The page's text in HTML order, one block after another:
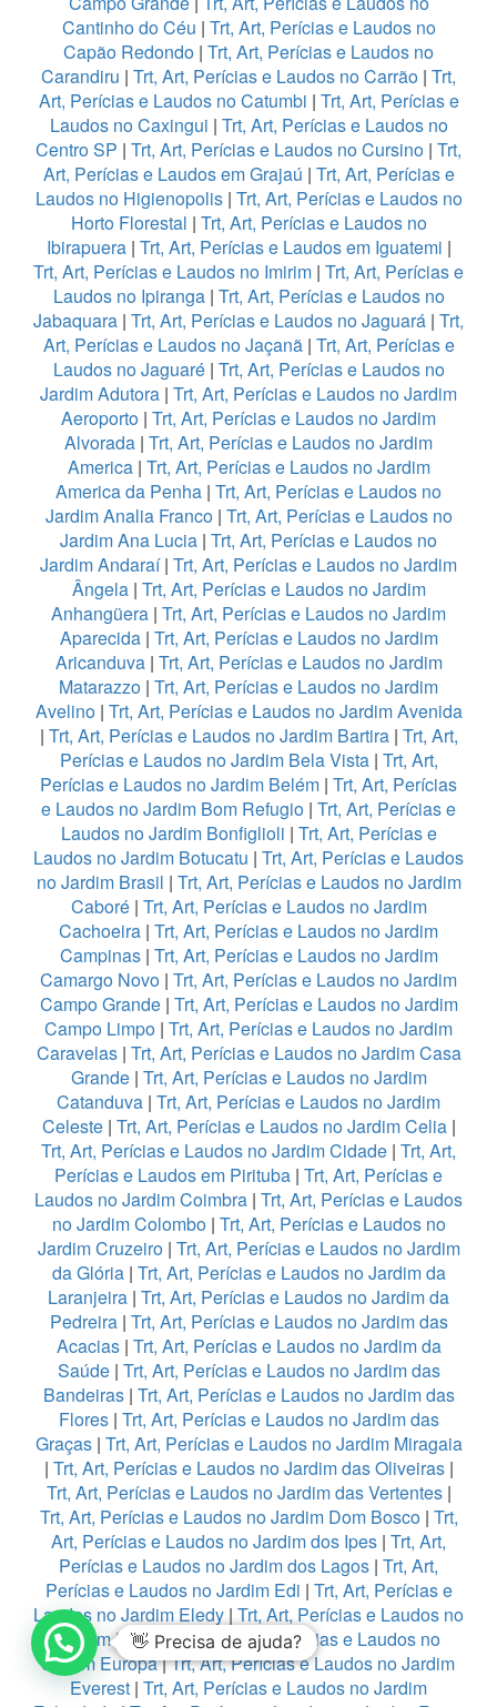
Cantinho do Céu | Trt, Art, Perícias e Laudos no
Capão Redondo | Trt, Art, Perícias e Laudos no
Carandiru | Trt, Art, Perícias e Laudos no Carrão | Trt,
Art, Perícias e Laudos no Catumbi | Trt, Art, Perícias e
Laudos no Caxingui | Trt, Art, Perícias e Laudos no
Centro SP | Trt, Art, Perícias e Laudos no Cursino | Trt,
Art, Perícias e Laudos em Grajaú | Trt, Art, Perícias e
Laudos no Higienopolis| Trt, Art, Perícias e Laudos no
Horto Florestal | Trt, Art, Perícias e Laudos no
Ibirapuera| Trt, Art, Perícias e Laudos em Iguatemi |
Trt, Art, Perícias e Laudos no Imirim | Trt, Art, Perícias e
Laudos no Ipiranga| Trt, Art, Perícias e Laudos no
Jabaquara | Trt, Art, Perícias e Laudos no Jaguará | Trt,
Art, Perícias e Laudos no Jaçanã| Trt, Art, Perícias e
Laudos no Jaguaré| Trt, Art, Perícias e Laudos no
Jardim Adutora | Trt, Art, Perícias e Laudos no Jardim
Aeroporto | Trt, Art, Perícias e Laudos no Jardim
Alvorada | Trt, Art, Perícias e Laudos no Jardim
America| Trt, Art, Perícias e Laudos no Jardim
America da Penha | Trt, Art, Perícias e Laudos no
Jardim Analia Franco| Trt, Art, Perícias e Laudos no
Jardim Ana Lucia | Trt, Art, Perícias e Laudos no
Jardim Andaraí| Trt, Art, Perícias e Laudos no Jardim
Ângela| Trt, Art, Perícias e Laudos no Jardim
Anhangüera | Trt, Art, Perícias e Laudos no Jardim
Aparecida| Trt, Art, Perícias e Laudos no Jardim
Aricanduva| Trt, Art, Perícias e Laudos no Jardim
Matarazzo | Trt, Art, Perícias e Laudos no Jardim
Avelino| Trt, Art, Perícias e Laudos no Jardim Avenida
| Trt, Art, Perícias e Laudos no Jardim Bartira| Trt, Art,
Perícias e Laudos no Jardim Bela Vista| Trt, Art,
Perícias e Laudos no Jardim Belém | Trt, Art, Perícias
e Laudos no Jardim Bom Refugio | Trt, Art, Perícias e
Laudos no Jardim Bonfiglioli | Trt, Art, Perícias e
Laudos no Jardim Botucatu | Trt, Art, Perícias e Laudos
no Jardim Brasil | Trt, Art, Perícias e Laudos no Jardim
Caboré| Trt, Art, Perícias e Laudos no Jardim
Cachoeira | Trt, Art, Perícias e Laudos no Jardim
Campinas| Trt, Art, Perícias e Laudos no Jardim
Camargo Novo | Trt, Art, Perícias e Laudos no Jardim
Campo Grande| Trt, Art, Perícias e Laudos no Jardim
Campo Limpo | Trt, Art, Perícias e Laudos no Jardim
Caravelas| Trt, Art, Perícias e Laudos no Jardim Casa
Grande| Trt, Art, Perícias e Laudos no Jardim
Catanduva | Trt, Art, Perícias e Laudos no Jardim
Celeste| Trt, Art, Perícias e Laudos no Jardim Celia|
Trt, Art, Perícias e Laudos no Jardim Cidade | Trt, Art,
Perícias e Laudos em Pirituba | Trt, Art, Perícias e
Laudos no Jardim Coimbra | Trt, Art, Perícias e Laudos
no Jardim Colombo| Trt, Art, Perícias e Laudos no
Jardim Cruzeiro| Trt, Art, Perícias e Laudos no Jardim
da Glória| Trt, Art, Perícias e Laudos no Jardim da
Laranjeira | Trt, Art, Perícias e Laudos no Jardim da
Pedreira| Trt, Art, Perícias e Laudos no Jardim das
Acacias| Trt, Art, Perícias e Laudos no Jardim da
Saúde| Trt, Art, Perícias e Laudos no Jardim das
Bandeiras| Trt, Art, Perícias e Laudos no Jardim das
Flores| Trt, Art, Perícias e Laudos no Jardim das
Graças| Trt, Art, Perícias e Laudos no Jardim Miragaia
| Trt, Art, Perícias e Laudos no Jardim das Oliveiras|
Trt, Art, Perícias e Laudos no Jardim das Vertentes|
Trt, Art, Perícias e Laudos no Jardim Dom Bosco| Trt,
Art, Perícias e Laudos no Jardim dos Ipes | Trt, Art,
Perícias e Laudos no Jardim dos Lagos | Trt, Art,
Perícias e Laudos no Jardim Edi | Trt, Art, Perícias e
Laudos no Jardim Eledy | Trt, Art, Perícias e Laudos no
Jardim Esmeralda|Trt, Art, Perícias e Laudos no
Jardim Europa|Trt, Art, Perícias e Laudos no Jardim
Everest | Trt, Art, Perícias e Laudos no Jardim
👋 Precisa de ajuda?